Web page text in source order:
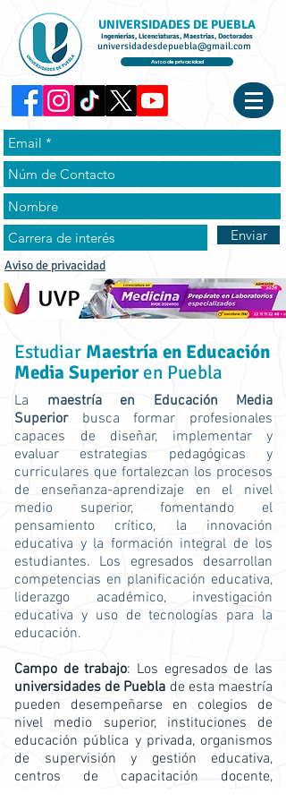
UNIVERSIDADES DE PUEBLA
Ingenierías, Licenciaturas, Maestrías, Doctorados
universidadesdepuebla@gmail.com
Aviso de privacidad
Enviar
Aviso de privacidad
Estudiar Maestría en Educación
Media Superioren Puebla
La maestría en Educación Media
Superior busca formar profesionales
capaces de diseñar, implementar y
evaluar estrategias pedagógicas y
curriculares que fortalezcan los procesos
de enseñanza-aprendizaje en el nivel
medio superior, fomentando el
pensamiento crítico, la innovación
educativa y la formación integral de los
estudiantes. Los egresados desarrollan
competencias en planificación educativa,
liderazgo académico, investigación
educativa y uso de tecnologías para la
educación.
Campo de trabajo: Los egresados de las
universidades de Puebla de esta maestría
pueden desempeñarse en colegios de
nivel medio superior, instituciones de
educación pública y privada, organismos
de supervisión y gestión educativa,
centros de capacitación docente,